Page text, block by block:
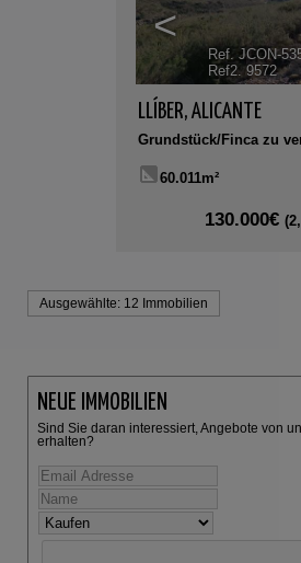
<
Ref. JCON-
Ref2. 9572
LLÍBER, ALICANTE
Grundstück/Finca zu
60.011m²
130.000€
Ausgewählte: 12 Immobilien
NEUE IMMOBILIEN
Sind Sie daran interessiert, Angebote von
erhalten?